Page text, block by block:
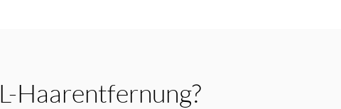
Haarentfernung?